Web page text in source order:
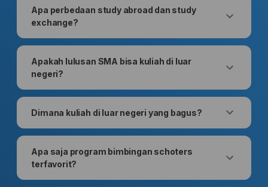
Apa perbedaan study abroad dan study
exchange?
Apakah lulusan SMA bisa kuliah di luar
negeri?
Dimana kuliah di luar negeri yang bagus?
Apa saja program bimbingan schoters
terfavorit?